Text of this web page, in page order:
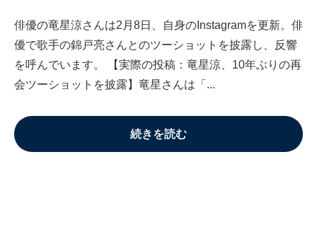
俳優の竜星涼さんは2月8日、自身のInstagramを更新。俳
優で歌手の錦戸亮さんとのツーショットを披露し、反響
を呼んでいます。 【実際の投稿：竜星涼、10年ぶりの再
会ツーショットを披露】竜星さんは「...
続きを読む